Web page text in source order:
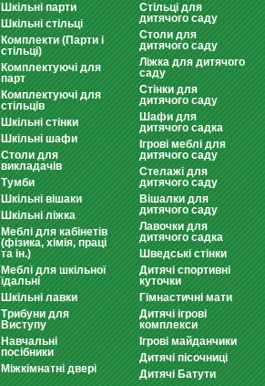
Шкільні парти
Шкільні стільці
Комплекти (Парти і
стільці)
Комплектуючі для
парт
Комплектуючі для
стільців
Шкільні стінки
Шкільні шафи
Столи для
викладачів
Тумби
Шкільні вішаки
Шкільні ліжка
Меблі для кабінетів
(фізика, хімія, праці
та ін.)
Меблі для шкільної
їдальні
Шкільні лавки
Трибуни для
Виступу
Навчальні
посібники
Міжкімнатні двері
Стільці для
дитячого саду
Столи для
дитячого саду
Ліжка для дитячого
саду
Стінки для
дитячого саду
Шафи для
дитячого садка
Ігрові меблі для
дитячого саду
Стелажі для
дитячого саду
Вішалки для
дитячого саду
Лавочки для
дитячого садка
Шведські стінки
Дитячі спортивні
куточки
Гімнастичні мати
Дитячі ігрові
комплекси
Ігрові майданчики
Дитячі пісочниці
Дитячі Батути